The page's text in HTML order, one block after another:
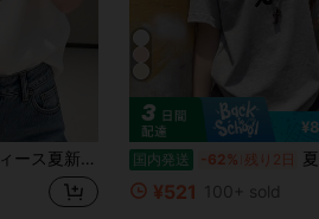
半袖Tシャツ。キュートで万能なプリントがプリントされており、ファッショナブルで万能、デイリーウェアレディーストップスに最適。 国内発送 -62% 残り2日 夏新作 Z 世代
¥521 100+ sold